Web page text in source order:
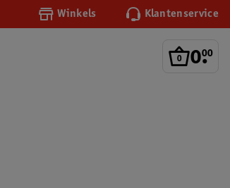
Winkels Klantenservice
0.
00